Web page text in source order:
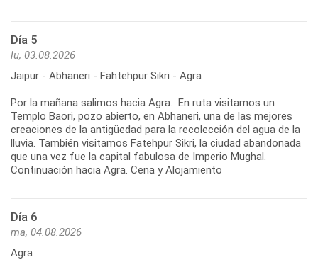
Día 5
lu, 03.08.2026
Jaipur - Abhaneri - Fahtehpur Sikri - Agra
Por la mañana salimos hacia Agra. En ruta visitamos un
Templo Baori, pozo abierto, en Abhaneri, una de las mejores
creaciones de la antigüedad para la recolección del agua de la
lluvia. También visitamos Fatehpur Sikri, la ciudad abandonada
que una vez fue la capital fabulosa de Imperio Mughal.
Continuación hacia Agra. Cena y Alojamiento
Día 6
ma, 04.08.2026
Agra